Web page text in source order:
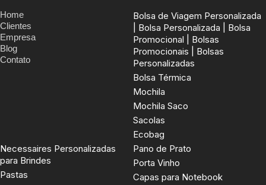
Home
Clientes
Empresa
Blog
Contato
Bolsa de Viagem Personalizada
| Bolsa Personalizada | Bolsa
Promocional | Bolsas
Promocionais | Bolsas
Personalizadas
Bolsa Térmica
Mochila
Mochila Saco
Sacolas
Ecobag
Necessaires Personalizadas
para Brindes
Pastas
Pano de Prato
Porta Vinho
Capas para Notebook